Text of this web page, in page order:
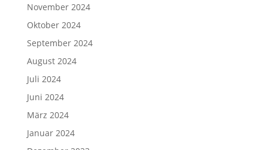
November 2024
Oktober 2024
September 2024
August 2024
Juli 2024
Juni 2024
März 2024
Januar 2024